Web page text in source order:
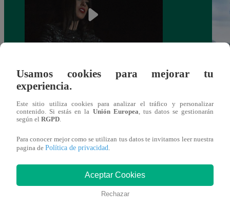
¿Yahaira Plasencia y Maritza Rodríguez
más unidas que nunca?
También te puede
interesar
Usamos cookies para mejorar tu
experiencia.
Este sitio utiliza cookies para analizar el tráfico y personalizar
contenido. Si estás en la Unión Europea, tus datos se gestionarán
según el RGPD.
Para conocer mejor como se utilizan tus datos te invitamos leer nuestra
pagina de Política de privacidad.
Aceptar Cookies
Rechazar